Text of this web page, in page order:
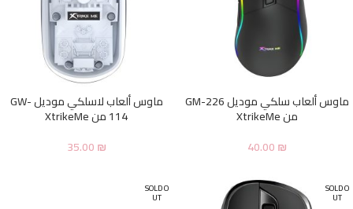
ماوس ألعاب سلكي موديل GM-226
من XtrikeMe
40.00₪
ماوس ألعاب لاسلكي موديل GW-
114 من XtrikeMe
35.00₪
SOLD O
UT
SOLD O
UT